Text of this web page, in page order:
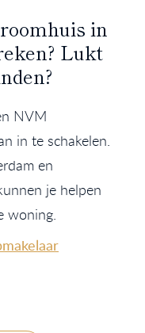
in
Lukt
NVM
in te schakelen.
en
je helpen
woning.